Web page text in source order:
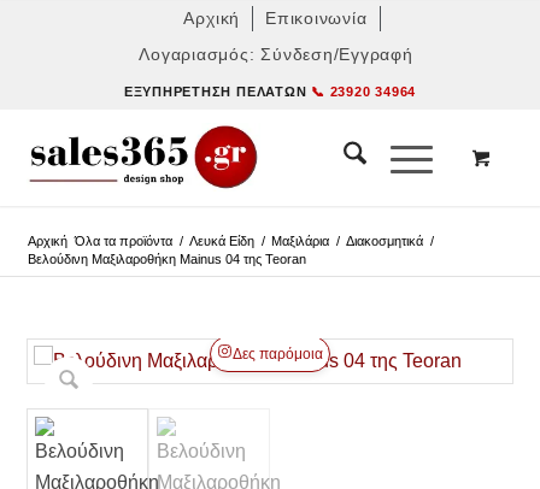
Αρχική
Επικοινωνία
Λογαριασμός: Σύνδεση/Εγγραφή
ΕΞΥΠΗΡΈΤΗΣΗ ΠΕΛΑΤΏΝ 📞 23920 34964
Αρχική Όλα τα προϊόντα / Λευκά Είδη / Μαξιλάρια / Διακοσμητικά /
Βελούδινη Μαξιλαροθήκη Mainus 04 της Teoran
Δες παρόμοια